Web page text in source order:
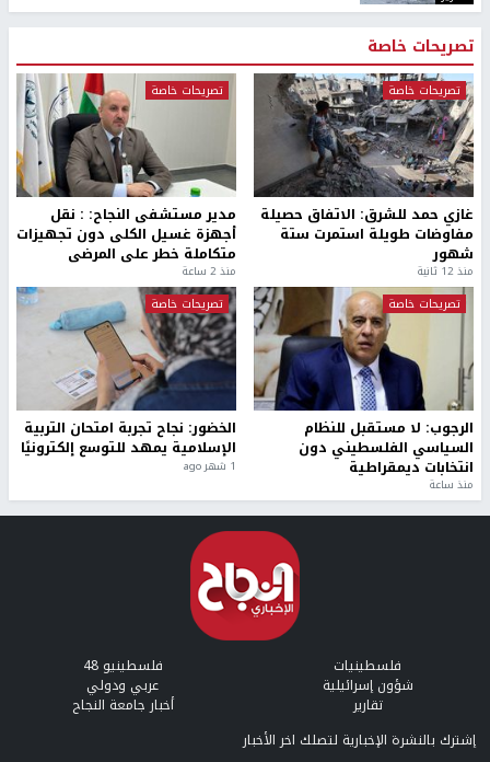
تصريحات خاصة
تصريحات خاصة
غازي حمد للشرق: الاتفاق حصيلة
مفاوضات طويلة استمرت ستة
شهور
منذ 12 ثانية
تصريحات خاصة
مدير مستشفى النجاح: : نقل
أجهزة غسيل الكلى دون تجهيزات
متكاملة خطر على المرضى
منذ 2 ساعة
تصريحات خاصة
الرجوب: لا مستقبل للنظام
السياسي الفلسطيني دون
انتخابات ديمقراطية
منذ ساعة
تصريحات خاصة
الخضور: نجاح تجربة امتحان التربية
الإسلامية يمهد للتوسع إلكترونيًا
1 شهر ago
فلسطينيات فلسطينيو 48
شؤون إسرائيلية عربي ودولي
تقارير
أخبار جامعة النجاح
إشترك بالنشرة الإخبارية لتصلك اخر الأخبار